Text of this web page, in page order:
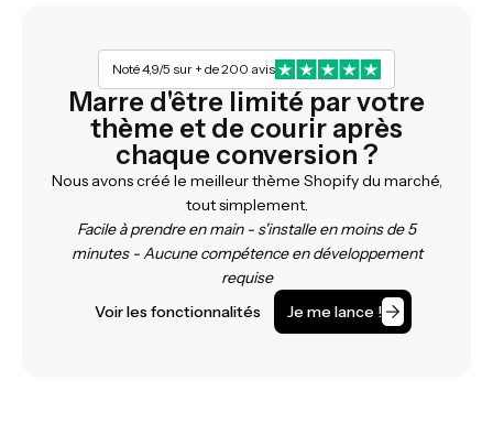
Noté 4,9/5 sur + de 200 avis
Marre d'être limité par votre
thème et de courir après
chaque conversion ?
Nous avons créé le meilleur thème Shopify du marché,
tout simplement.
Facile à prendre en main - s'installe en moins de 5
minutes - Aucune compétence en développement
requise
Voir les fonctionnalités
Je me lance !